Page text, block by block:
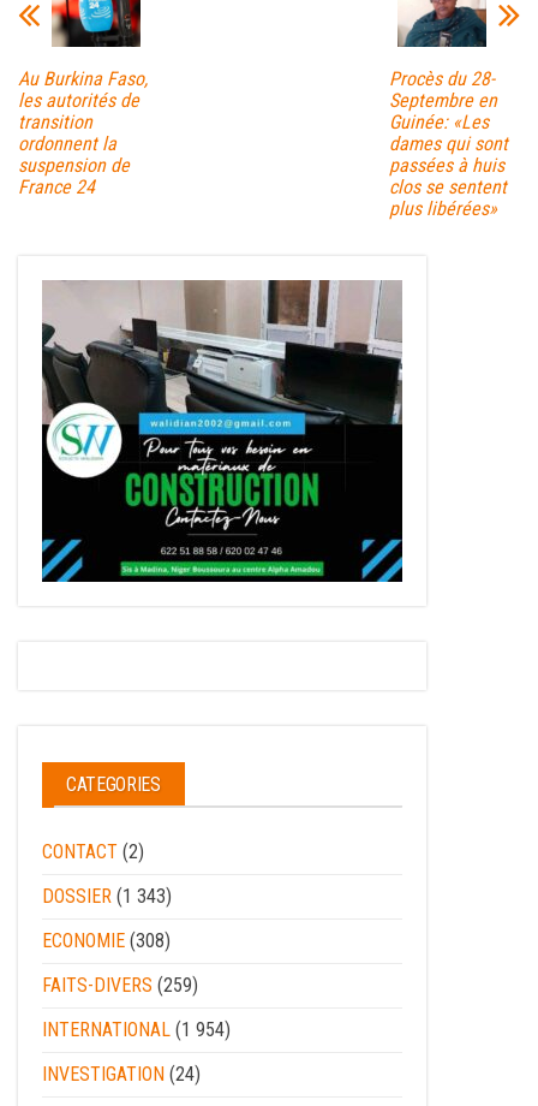
Au Burkina Faso,
les autorités de
transition
ordonnent la
suspension de
France 24
Procès du 28-
Septembre en
Guinée: «Les
dames qui sont
passées à huis
clos se sentent
plus libérées»
CATEGORIES
CONTACT (2)
DOSSIER (1 343)
ECONOMIE (308)
FAITS-DIVERS (259)
INTERNATIONAL (1 954)
INVESTIGATION (24)